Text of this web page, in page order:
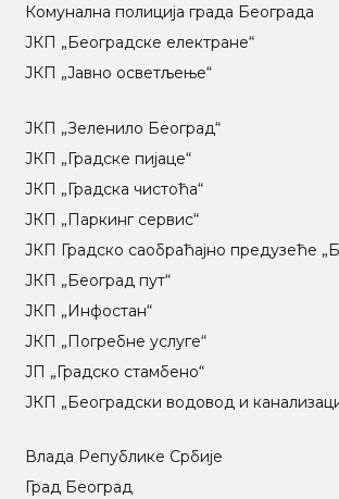
Комунална полиција града Београда
ЈКП „Београдске електране“
ЈКП „Јавно осветљење“
ЈКП „Зеленило Београд“
ЈКП „Градске пијаце“
ЈКП „Градска чистоћа“
ЈКП „Паркинг сервис“
ЈКП Градско саобраћајно предузеће
ЈКП „Београд пут“
ЈКП „Инфостан“
ЈКП „Погребне услуге“
ЈП „Градско стамбено“
ЈКП „Београдски водовод и
Влада Републике Србије
Град Београд